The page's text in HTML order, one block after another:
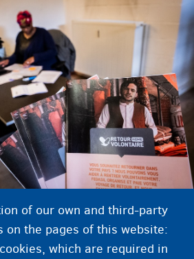
فهرست میز‌های بازگشت
of our own and third-party
on the pages of this website:
which are required in